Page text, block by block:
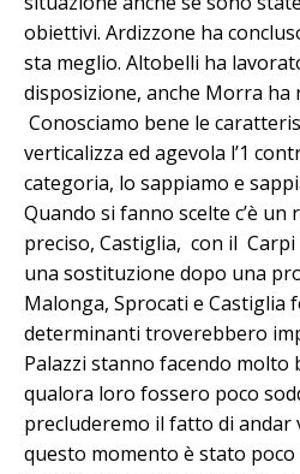
obiettivi. Ardizzone ha
sta meglio. Altobelli ha
disposizione, anche Morra ha
Conosciamo bene le
verticalizza ed agevola l’1
categoria, lo sappiamo e
Quando si fanno scelte c’è
preciso, Castiglia, con il
una sostituzione dopo una
Malonga, Sprocati e Castiglia
determinanti troverebbero
Palazzi stanno facendo molto
qualora loro fossero poco
precluderemo il fatto di andar
questo momento è stato